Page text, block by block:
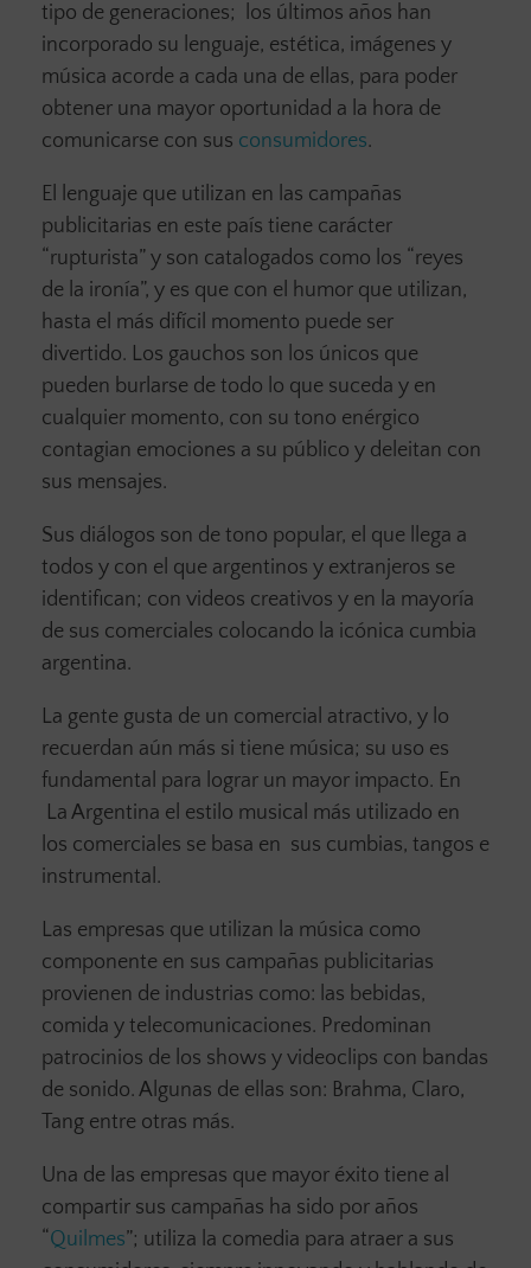
tipo de generaciones; los últimos años han
incorporado su lenguaje, estética, imágenes y
música acorde a cada una de ellas, para poder
obtener una mayor oportunidad a la hora de
comunicarse con sus consumidores.
El lenguaje que utilizan en las campañas
publicitarias en este país tiene carácter
“rupturista” y son catalogados como los “reyes
de la ironía”, y es que con el humor que utilizan,
hasta el más difícil momento puede ser
divertido. Los gauchos son los únicos que
pueden burlarse de todo lo que suceda y en
cualquier momento, con su tono enérgico
contagian emociones a su público y deleitan con
sus mensajes.
Sus diálogos son de tono popular, el que llega a
todos y con el que argentinos y extranjeros se
identifican; con videos creativos y en la mayoría
de sus comerciales colocando la icónica cumbia
argentina.
La gente gusta de un comercial atractivo, y lo
recuerdan aún más si tiene música; su uso es
fundamental para lograr un mayor impacto. En
La Argentina el estilo musical más utilizado en
los comerciales se basa en sus cumbias, tangos e
instrumental.
Las empresas que utilizan la música como
componente en sus campañas publicitarias
provienen de industrias como: las bebidas,
comida y telecomunicaciones. Predominan
patrocinios de los shows y videoclips con bandas
de sonido. Algunas de ellas son: Brahma, Claro,
Tang entre otras más.
Una de las empresas que mayor éxito tiene al
compartir sus campañas ha sido por años
“Quilmes”; utiliza la comedia para atraer a sus